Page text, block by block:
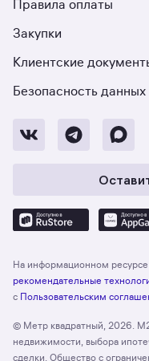
Правила оплаты
Закупки
Клиентские
Безопасность данных
На информационном
рекомендательные
с Пользовательским
© Метр квадратный, 2026.
недвижимости, выбора
сделки. Общество с